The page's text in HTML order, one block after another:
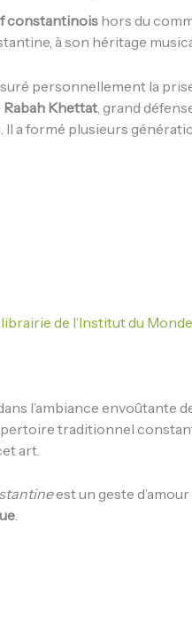
constantinois hors du
à son héritage
personnellement la
Rabah Khettat, grand
a formé plusieurs
librairie de l’Institut du
l’ambiance envoûtante
traditionnel
art.
est un geste
.